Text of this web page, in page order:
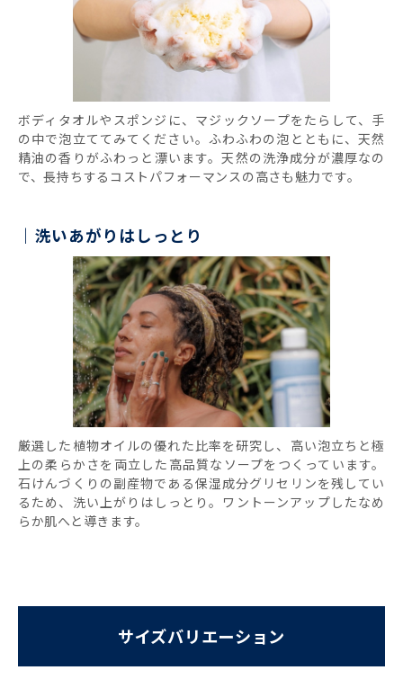
ボディタオルやスポンジに、マジックソープをたらして、手
の中で泡立ててみてください。ふわふわの泡とともに、天然
精油の香りがふわっと漂います。天然の洗浄成分が濃厚なの
で、長持ちするコストパフォーマンスの高さも魅力です。
洗いあがりはしっとり
厳選した植物オイルの優れた比率を研究し、高い泡立ちと極
上の柔らかさを両立した高品質なソープをつくっています。
石けんづくりの副産物である保湿成分グリセリンを残してい
るため、洗い上がりはしっとり。ワントーンアップしたなめ
らか肌へと導きます。
サイズバリエーション